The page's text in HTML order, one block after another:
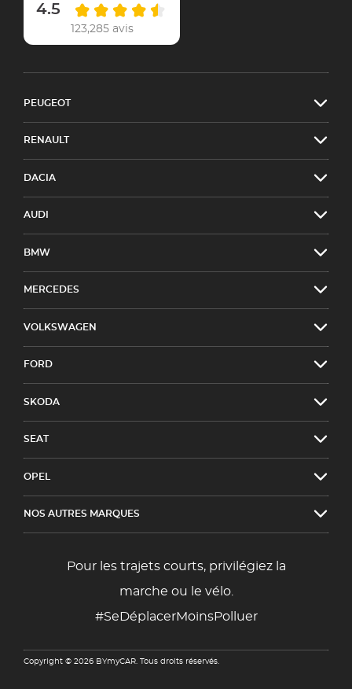
4.5
123,285 avis
PEUGEOT
RENAULT
DACIA
AUDI
BMW
MERCEDES
VOLKSWAGEN
FORD
SKODA
SEAT
OPEL
NOS AUTRES MARQUES
Pour les trajets courts, privilégiez la
marche ou le vélo.
#SeDéplacerMoinsPolluer
Copyright © 2026 BYmyCAR. Tous droits réservés.